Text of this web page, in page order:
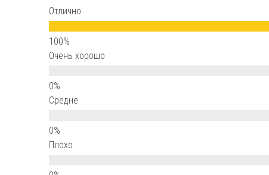
Отлично
Очень хорошо
Средне
Плохо